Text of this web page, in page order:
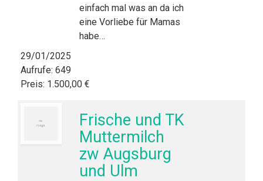
einfach mal was an da ich
eine Vorliebe für Mamas
habe…
29/01/2025
Aufrufe: 649
Preis: 1.500,00 €
Frische und TK
Muttermilch
zw Augsburg
und Ulm